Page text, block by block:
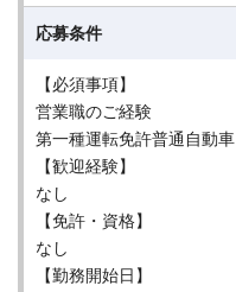
応募条件
【必須事項】
営業職のご経験
第一種運転免許普通自動車
【歓迎経験】
なし
【免許・資格】
なし
【勤務開始日】